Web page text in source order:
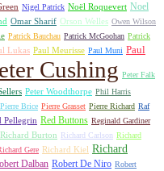
Nigel Patrick Noël Roquevert Noel
Omar Sharif Orson Welles Owen Wilson
Patrick Bauchau Patrick McGoohan Patrick
Lukas Paul Meurisse Paul Muni Paul
Cushing Peter Falk
Peter Woodthorpe Phil Harris
Pierre Brice Pierre Grasset Pierre Richard Raf
Pellegrin Red Buttons Reginald Gardiner
Richard Burton Richard Carlson Richard
Gere Richard Kiel Richard
Dalban Robert De Niro Robert